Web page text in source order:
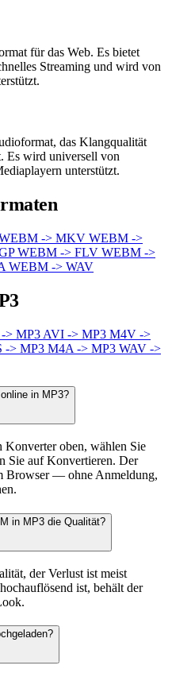
für das Web. Es bietet
Streaming und wird von
das Klangqualität
Es wird universell von
unterstützt.
-> MKV WEBM ->
WEBM -> FLV WEBM ->
WEBM -> WAV
> MP3 AVI -> MP3 M4V ->
-> MP3 M4A -> MP3 WAV ->
in MP3?
Konverter oben, wählen Sie
Sie auf Konvertieren. Der
Browser — ohne Anmeldung,
in MP3 die Qualität?
der Verlust ist meist
ist, behält der